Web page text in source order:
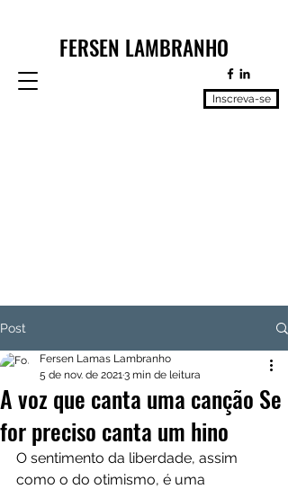
FERSEN LAMBRANHO
Inscreva-se
Post
A voz que canta uma canção Se
for preciso canta um hino
Fersen Lamas Lambranho
5 de nov. de 20213 min de leitura
O sentimento da liberdade, assim
como o do otimismo, é uma